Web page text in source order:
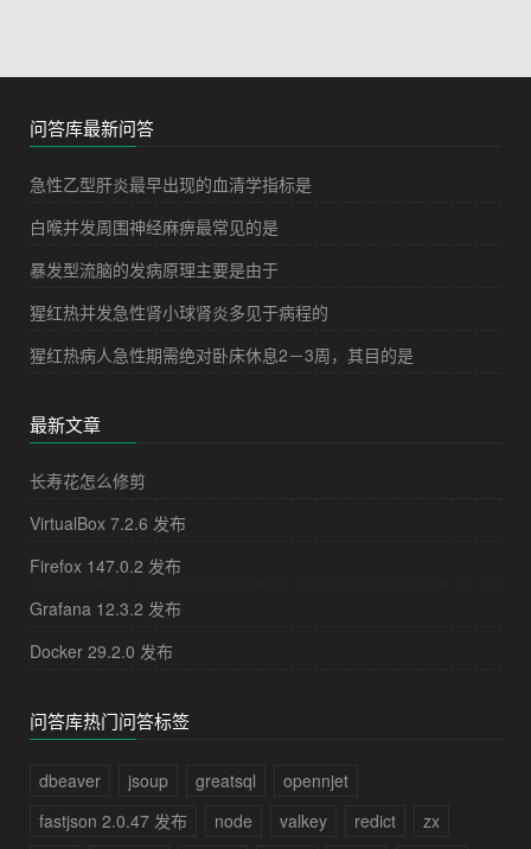
问答库最新问答
急性乙型肝炎最早出现的血清学指标是
白喉并发周围神经麻痹最常见的是
暴发型流脑的发病原理主要是由于
猩红热并发急性肾小球肾炎多见于病程的
猩红热病人急性期需绝对卧床休息2－3周，其目的是
最新文章
长寿花怎么修剪
VirtualBox 7.2.6 发布
Firefox 147.0.2 发布
Grafana 12.3.2 发布
Docker 29.2.0 发布
问答库热门问答标签
dbeaver jsoup greatsql
opennjet
fastjson 2.0.47 发布
node valkey redict
zx